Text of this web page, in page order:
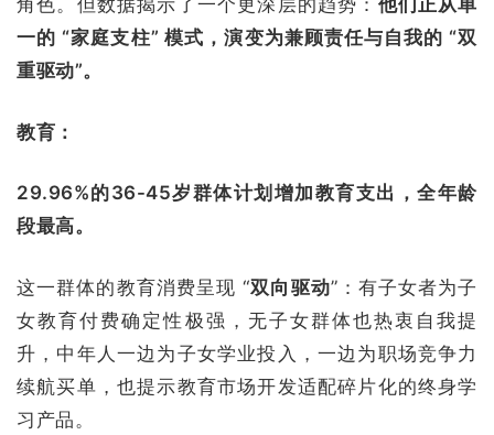
角色。但数据揭示了一个更深层的趋势： 他们正从单
一的 “家庭支柱” 模式，演变为兼顾责任与自我的 “双
重驱动”。
教育：
29.96%的36-45岁群体计划增加教育支出，全年龄
段最高。
这一群体的教育消费呈现 “双向驱动”：有子女者为子
女教育付费确定性极强，无子女群体也热衷自我提
升，中年人一边为子女学业投入，一边为职场竞争力
续航买单，也提示教育市场开发适配碎片化的终身学
习产品。